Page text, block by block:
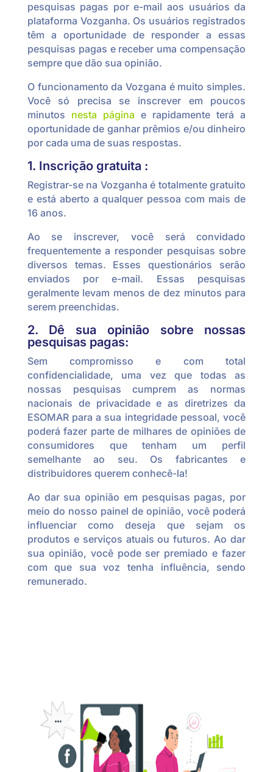
pesquisas pagas por e-mail aos usuários da
plataforma Vozganha. Os usuários registrados
têm a oportunidade de responder a essas
pesquisas pagas e receber uma compensação
sempre que dão sua opinião.
O funcionamento da Vozgana é muito simples.
Você só precisa se inscrever em poucos
minutos nesta página e rapidamente terá a
oportunidade de ganhar prêmios e/ou dinheiro
por cada uma de suas respostas.
1. Inscrição gratuita :
Registrar-se na Vozganha é totalmente gratuito
e está aberto a qualquer pessoa com mais de
16 anos.
Ao se inscrever, você será convidado
frequentemente a responder pesquisas sobre
diversos temas. Esses questionários serão
enviados por e-mail. Essas pesquisas
geralmente levam menos de dez minutos para
serem preenchidas.
2. Dê sua opinião sobre nossas
pesquisas pagas:
Sem compromisso e com total
confidencialidade, uma vez que todas as
nossas pesquisas cumprem as normas
nacionais de privacidade e as diretrizes da
ESOMAR para a sua integridade pessoal, você
poderá fazer parte de milhares de opiniões de
consumidores que tenham um perfil
semelhante ao seu. Os fabricantes e
distribuidores querem conhecê-la!
Ao dar sua opinião em pesquisas pagas, por
meio do nosso painel de opinião, você poderá
influenciar como deseja que sejam os
produtos e serviços atuais ou futuros. Ao dar
sua opinião, você pode ser premiado e fazer
com que sua voz tenha influência, sendo
remunerado.